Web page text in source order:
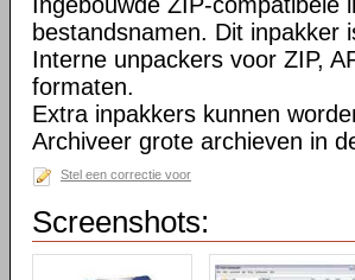
bestandsnamen. Dit inpakker
Interne unpackers voor ZIP,
formaten.
Extra inpakkers kunnen
Archiveer grote archieven in
Stel een correctie voor
Screenshots: